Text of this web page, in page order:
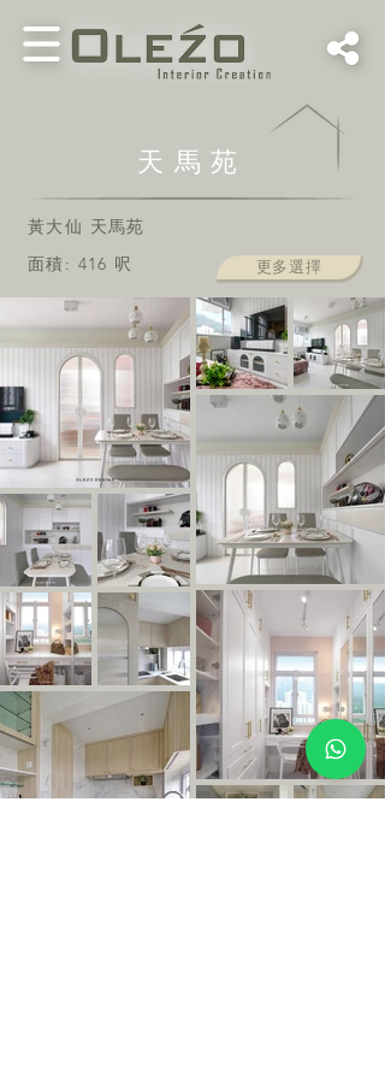
天馬苑
黃大仙 天馬苑
面積: 416 呎 更多選擇